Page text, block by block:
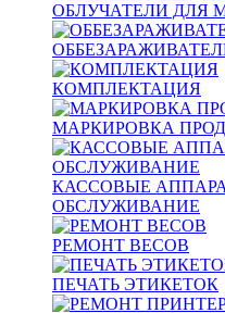
ОБЛУЧАТЕЛИ ДЛЯ
КОМПЛЕКТАЦИЯ
МАРКИРОВКА
КАССОВЫЕ
ОБСЛУЖИВАНИЕ
РЕМОНТ ВЕСОВ
ПЕЧАТЬ ЭТИКЕТОК